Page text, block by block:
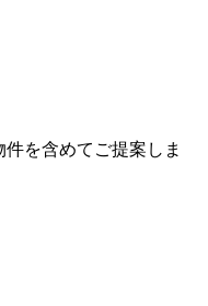
を含めてご提案しま